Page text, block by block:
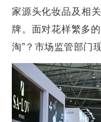
家源头化妆品及相
牌。面对花样繁多
淘”？市场监管部门